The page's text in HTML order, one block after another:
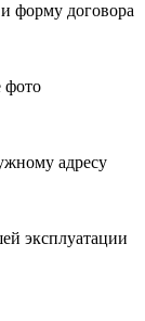
форму договора
фото
адресу
эксплуатации